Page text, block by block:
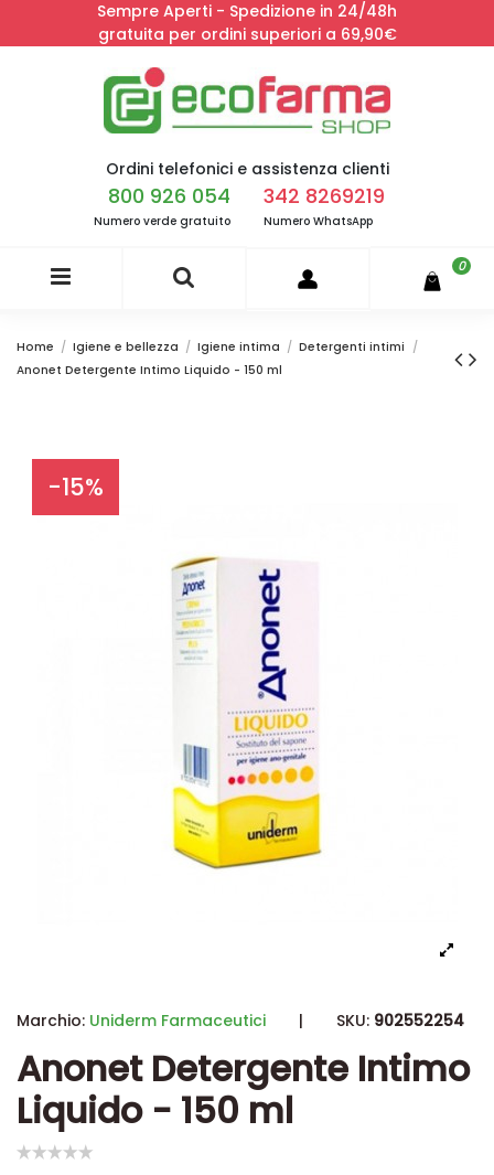
Sempre Aperti - Spedizione in 24/48h
gratuita per ordini superiori a 69,90€
Ordini telefonici e assistenza clienti
800 926 054
Numero verde gratuito
342 8269219
Numero WhatsApp
0
Home Igiene e bellezza Igiene intima
Detergenti intimi
Anonet Detergente Intimo Liquido - 150 ml
-15%
Marchio: Uniderm Farmaceutici | SKU: 902552254
Anonet Detergente Intimo
Liquido - 150 ml